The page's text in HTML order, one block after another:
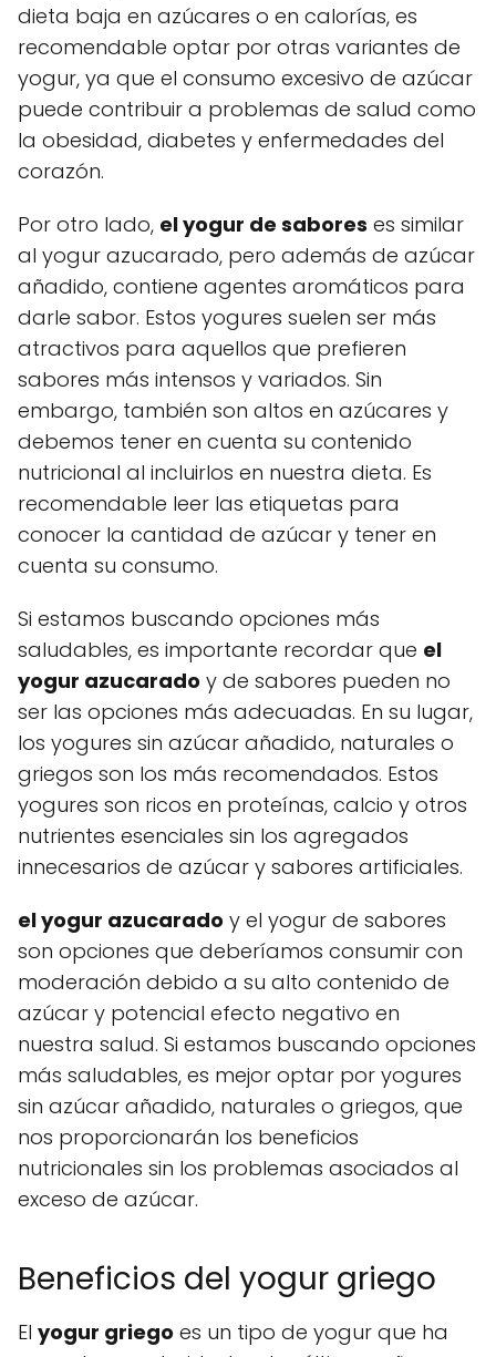
dieta baja en azúcares o en calorías, es
recomendable optar por otras variantes de
yogur, ya que el consumo excesivo de azúcar
puede contribuir a problemas de salud como
la obesidad, diabetes y enfermedades del
corazón.
Por otro lado, el yogur de sabores es similar
al yogur azucarado, pero además de azúcar
añadido, contiene agentes aromáticos para
darle sabor. Estos yogures suelen ser más
atractivos para aquellos que prefieren
sabores más intensos y variados. Sin
embargo, también son altos en azúcares y
debemos tener en cuenta su contenido
nutricional al incluirlos en nuestra dieta. Es
recomendable leer las etiquetas para
conocer la cantidad de azúcar y tener en
cuenta su consumo.
Si estamos buscando opciones más
saludables, es importante recordar que el
yogur azucarado y de sabores pueden no
ser las opciones más adecuadas. En su lugar,
los yogures sin azúcar añadido, naturales o
griegos son los más recomendados. Estos
yogures son ricos en proteínas, calcio y otros
nutrientes esenciales sin los agregados
innecesarios de azúcar y sabores artificiales.
el yogur azucarado y el yogur de sabores
son opciones que deberíamos consumir con
moderación debido a su alto contenido de
azúcar y potencial efecto negativo en
nuestra salud. Si estamos buscando opciones
más saludables, es mejor optar por yogures
sin azúcar añadido, naturales o griegos, que
nos proporcionarán los beneficios
nutricionales sin los problemas asociados al
exceso de azúcar.
Beneficios del yogur griego
El yogur griego es un tipo de yogur que ha